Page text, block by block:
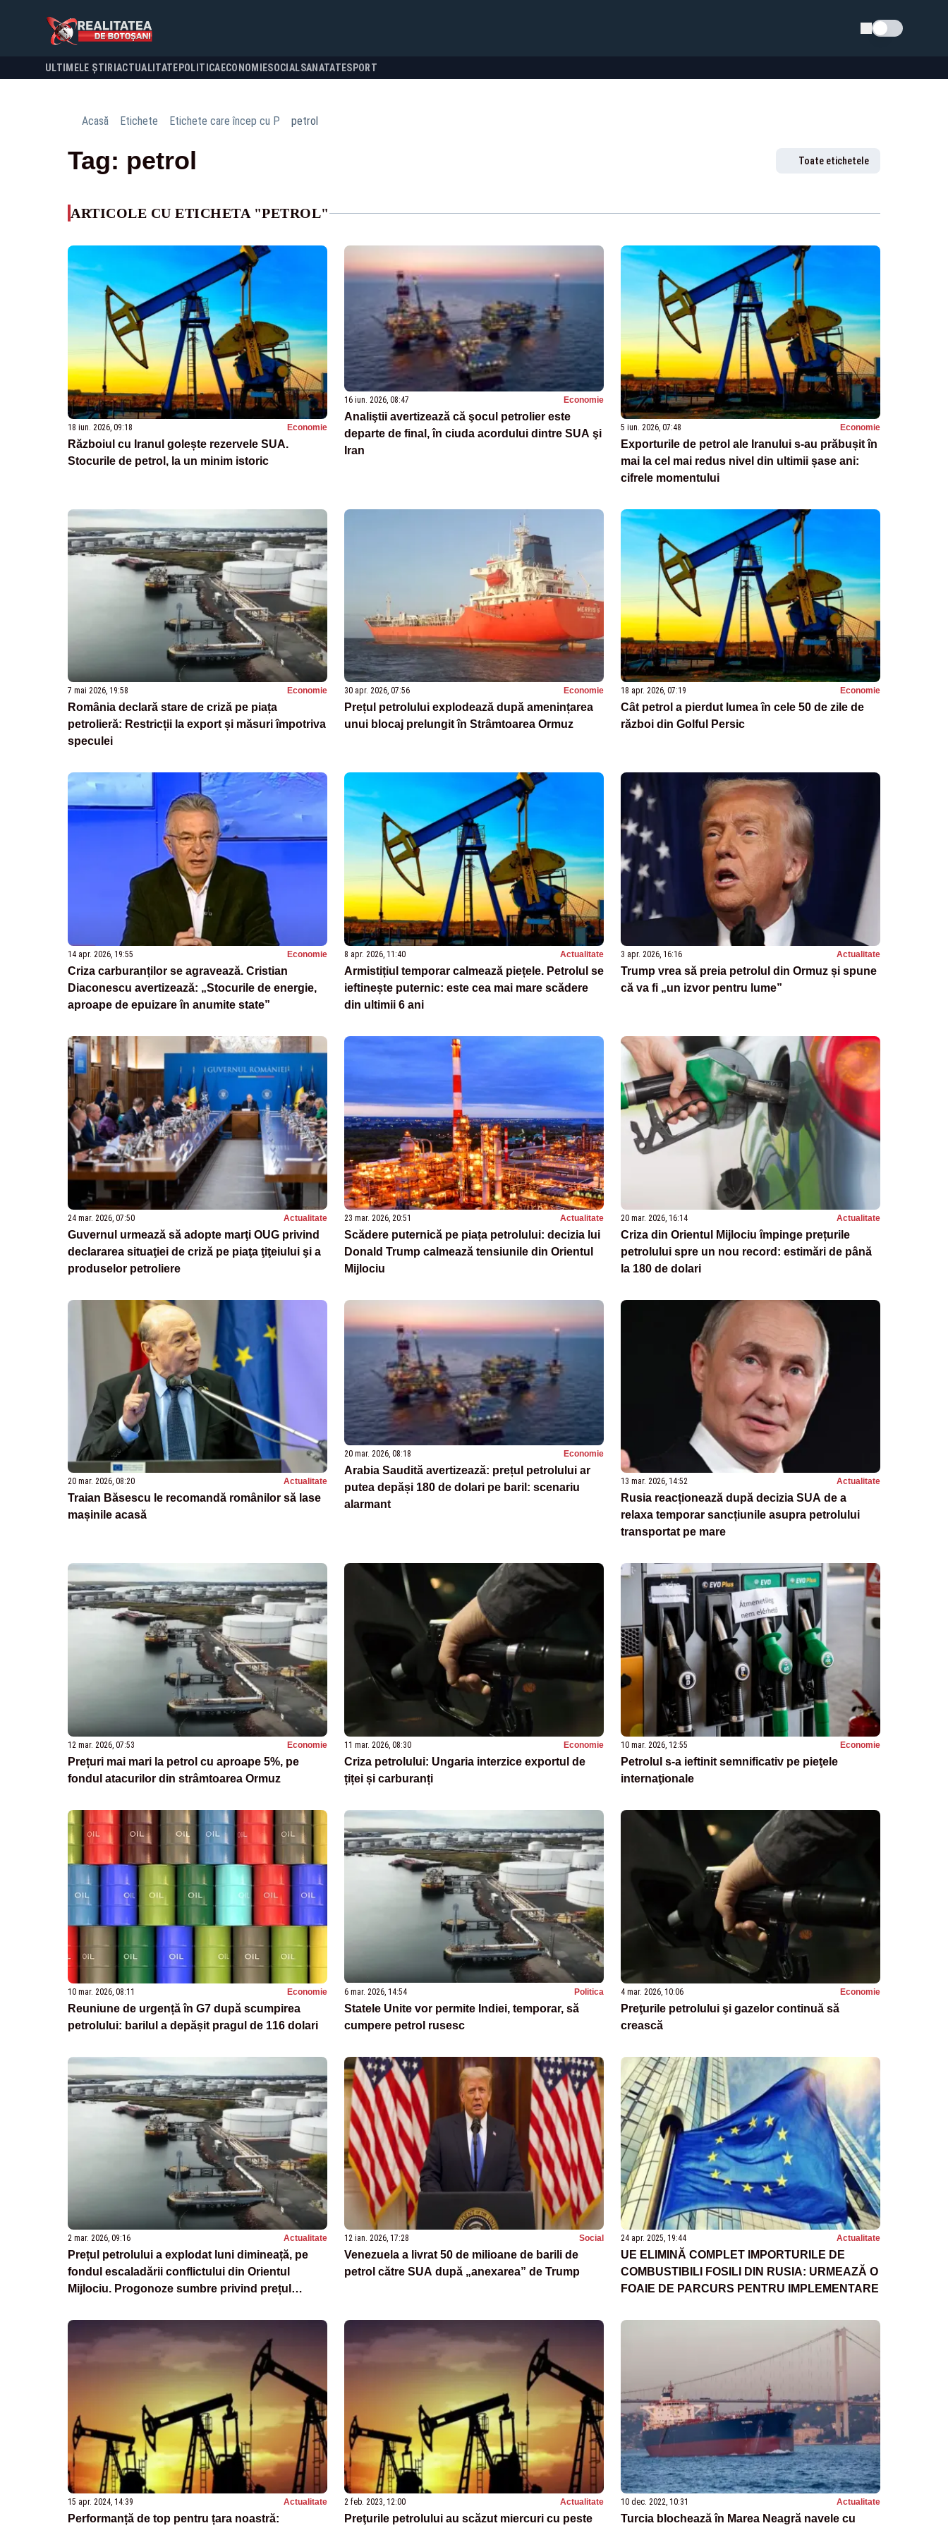
Schimba tema
ULTIMELE ȘTIRI ACTUALITATE POLITICA ECONOMIESOCIALSANATATESPORT
Acasă Etichete Etichete care încep cu P petrol
Tag: petrol Toate etichetele
ARTICOLE CU ETICHETA "PETROL"
18 iun. 2026, 09:18 Economie
Războiul cu Iranul golește rezervele SUA.
Stocurile de petrol, la un minim istoric
16 iun. 2026, 08:47 Economie
Analiştii avertizează că şocul petrolier este
departe de final, în ciuda acordului dintre SUA şi
Iran
5 iun. 2026, 07:48 Economie
Exporturile de petrol ale Iranului s-au prăbușit în
mai la cel mai redus nivel din ultimii șase ani:
cifrele momentului
7 mai 2026, 19:58 Economie
România declară stare de criză pe piața
petrolieră: Restricții la export și măsuri împotriva
speculei
30 apr. 2026, 07:56 Economie
Prețul petrolului explodează după amenințarea
unui blocaj prelungit în Strâmtoarea Ormuz
18 apr. 2026, 07:19 Economie
Cât petrol a pierdut lumea în cele 50 de zile de
război din Golful Persic
14 apr. 2026, 19:55 Economie
Criza carburanților se agravează. Cristian
Diaconescu avertizează: „Stocurile de energie,
aproape de epuizare în anumite state”
8 apr. 2026, 11:40 Actualitate
Armistițiul temporar calmează piețele. Petrolul se
ieftinește puternic: este cea mai mare scădere
din ultimii 6 ani
3 apr. 2026, 16:16 Actualitate
Trump vrea să preia petrolul din Ormuz și spune
că va fi „un izvor pentru lume”
24 mar. 2026, 07:50 Actualitate
Guvernul urmează să adopte marţi OUG privind
declararea situaţiei de criză pe piaţa ţiţeiului şi a
produselor petroliere
23 mar. 2026, 20:51 Actualitate
Scădere puternică pe piața petrolului: decizia lui
Donald Trump calmează tensiunile din Orientul
Mijlociu
20 mar. 2026, 16:14 Actualitate
Criza din Orientul Mijlociu împinge prețurile
petrolului spre un nou record: estimări de până
la 180 de dolari
20 mar. 2026, 08:20 Actualitate
Traian Băsescu le recomandă românilor să lase
mașinile acasă
20 mar. 2026, 08:18 Economie
Arabia Saudită avertizează: prețul petrolului ar
putea depăși 180 de dolari pe baril: scenariu
alarmant
13 mar. 2026, 14:52 Actualitate
Rusia reacționează după decizia SUA de a
relaxa temporar sancțiunile asupra petrolului
transportat pe mare
12 mar. 2026, 07:53 Economie
Prețuri mai mari la petrol cu aproape 5%, pe
fondul atacurilor din strâmtoarea Ormuz
11 mar. 2026, 08:30 Economie
Criza petrolului: Ungaria interzice exportul de
țiței și carburanți
10 mar. 2026, 12:55 Economie
Petrolul s-a ieftinit semnificativ pe pieţele
internaţionale
10 mar. 2026, 08:11 Economie
Reuniune de urgență în G7 după scumpirea
petrolului: barilul a depășit pragul de 116 dolari
6 mar. 2026, 14:54 Politica
Statele Unite vor permite Indiei, temporar, să
cumpere petrol rusesc
4 mar. 2026, 10:06 Economie
Preţurile petrolului şi gazelor continuă să
crească
2 mar. 2026, 09:16 Actualitate
Prețul petrolului a explodat luni dimineață, pe
fondul escaladării conflictului din Orientul
Mijlociu. Progonoze sumbre privind prețul
12 ian. 2026, 17:28 Social
Venezuela a livrat 50 de milioane de barili de
petrol către SUA după „anexarea” de Trump
24 apr. 2025, 19:44 Actualitate
UE ELIMINĂ COMPLET IMPORTURILE DE
COMBUSTIBILI FOSILI DIN RUSIA: URMEAZĂ O
FOAIE DE PARCURS PENTRU IMPLEMENTARE
15 apr. 2024, 14:39 Actualitate
Performanță de top pentru țara noastră:
2 feb. 2023, 12:00 Actualitate
Preţurile petrolului au scăzut miercuri cu peste
10 dec. 2022, 10:31 Actualitate
Turcia blochează în Marea Neagră navele cu